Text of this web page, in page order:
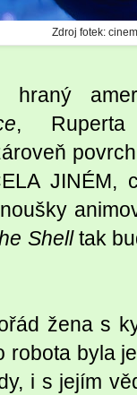
Zdroj fotek:
hraný
,
JINÉM,
Shelltak
žena s
robota byla
i s jejím